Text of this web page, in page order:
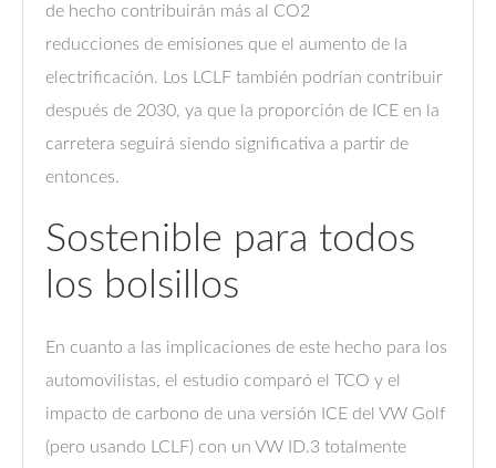
de hecho contribuirán más al CO2
reducciones de emisiones que el aumento de la
electrificación. Los LCLF también podrían contribuir
después de 2030, ya que la proporción de ICE en la
carretera seguirá siendo significativa a partir de
entonces.
Sostenible para todos
los bolsillos
En cuanto a las implicaciones de este hecho para los
automovilistas, el estudio comparó el TCO y el
impacto de carbono de una versión ICE del VW Golf
(pero usando LCLF) con un VW ID.3 totalmente